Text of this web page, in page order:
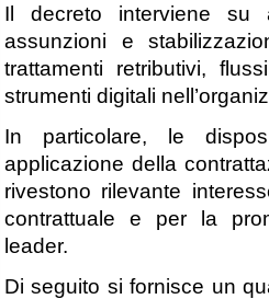
Il decreto interviene su
assunzioni e
trattamenti retributivi,
strumenti digitali
In particolare, le
applicazione della
rivestono rilevante
contrattuale e per la
leader.
Di seguito si fornisce un